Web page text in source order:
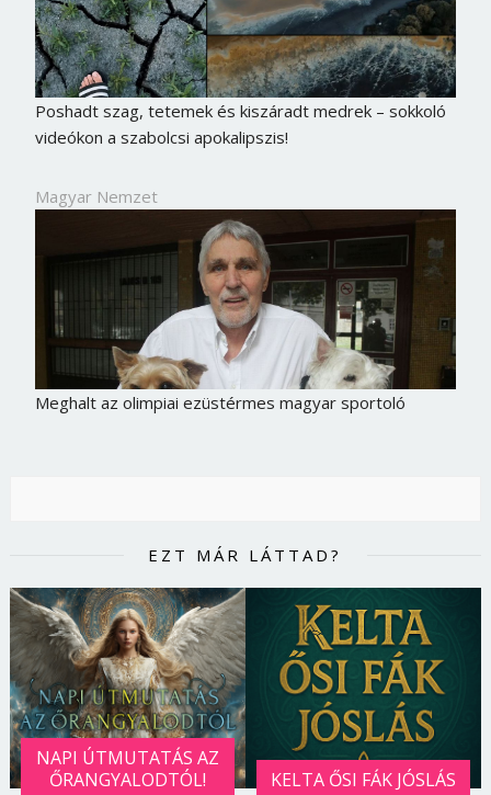
Poshadt szag, tetemek és kiszáradt medrek – sokkoló
videókon a szabolcsi apokalipszis!
Magyar Nemzet
Meghalt az olimpiai ezüstérmes magyar sportoló
EZT MÁR LÁTTAD?
NAPI ÚTMUTATÁS AZ
ŐRANGYALODTÓL!
KELTA ŐSI FÁK JÓSLÁS